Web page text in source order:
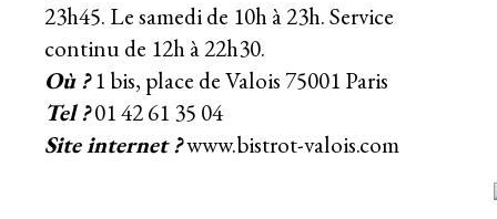
23h45. Le samedi de 10h à 23h. Service
continu de 12h à 22h30.
Où ?1 bis, place de Valois 75001 Paris
Tel ?01 42 61 35 04
Site internet ?www.bistrot-valois.com